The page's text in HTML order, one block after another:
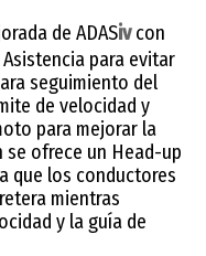
de ADASivcon
para evitar
seguimiento del
de velocidad y
para mejorar la
se ofrece un Head-up
que los conductores
mientras
y la guía de